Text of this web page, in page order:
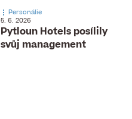
Pytloun Hotels posílily
svůj management
Personálie
5. 6. 2026